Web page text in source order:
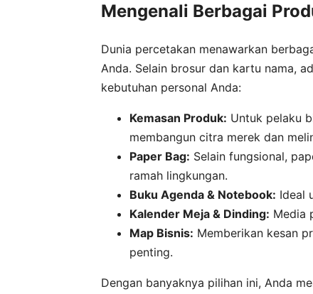
Mengenali Berbagai
Dunia percetakan menawarkan
Anda. Selain brosur dan kartu nama,
kebutuhan personal Anda:
Kemasan Produk: Untuk pelaku
membangun citra merek dan
Paper Bag: Selain fungsional,
ramah lingkungan.
Buku Agenda & Notebook: Ideal
Kalender Meja & Dinding: Media
Map Bisnis: Memberikan kesan
penting.
Dengan banyaknya pilihan ini, Anda